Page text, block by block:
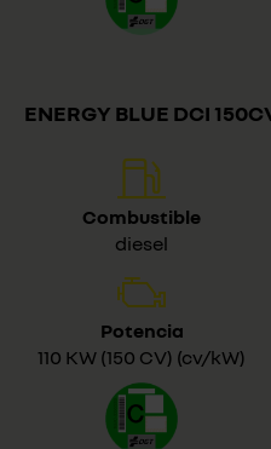
ENERGY BLUE DCI
Combustible
diesel
Potencia
110 KW (150 CV) (cv/kW)